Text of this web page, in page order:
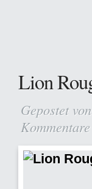
Lion
Gepostet von
Kommentare